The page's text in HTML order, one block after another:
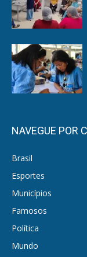
NAVEGUE POR
Brasil
Esportes
Municípios
Famosos
Política
Mundo